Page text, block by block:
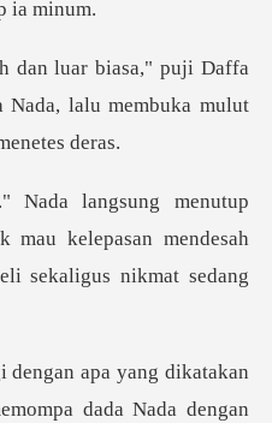
Daffa
Nada, lalu memb
mau kelepasan mendesah
dada Nada dengan